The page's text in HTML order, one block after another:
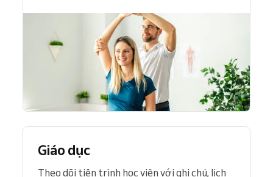
Giáo dục
Theo dõi tiến trình học viên với ghi chú, lịch